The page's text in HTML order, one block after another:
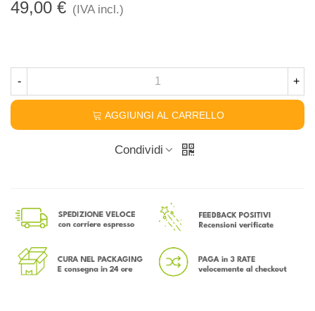
49,00 € (IVA incl.)
- +
AGGIUNGI AL CARRELLO
Condividi